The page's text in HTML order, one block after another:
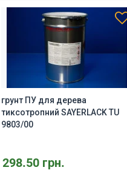
грунт ПУ для дерева
тиксотропний SAYERLACK TU
9803/00
298.50 грн.